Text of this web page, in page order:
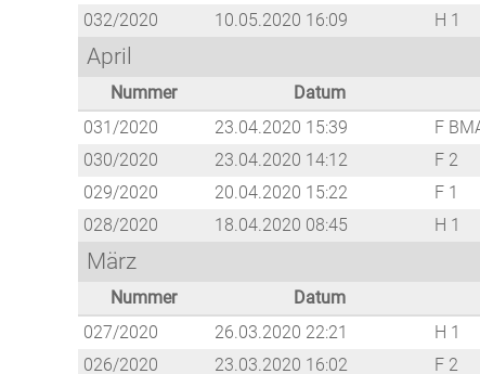
032/2020
10.05.2020 16:09 H 1
April
Nummer Datum
031/2020
23.04.2020 15:39 F
030/2020
23.04.2020 14:12 F 2
029/2020
20.04.2020 15:22 F 1
028/2020
18.04.2020 08:45 H 1
März
Nummer Datum
027/2020
26.03.2020 22:21 H 1
026/2020
23.03.2020 16:02 F 2